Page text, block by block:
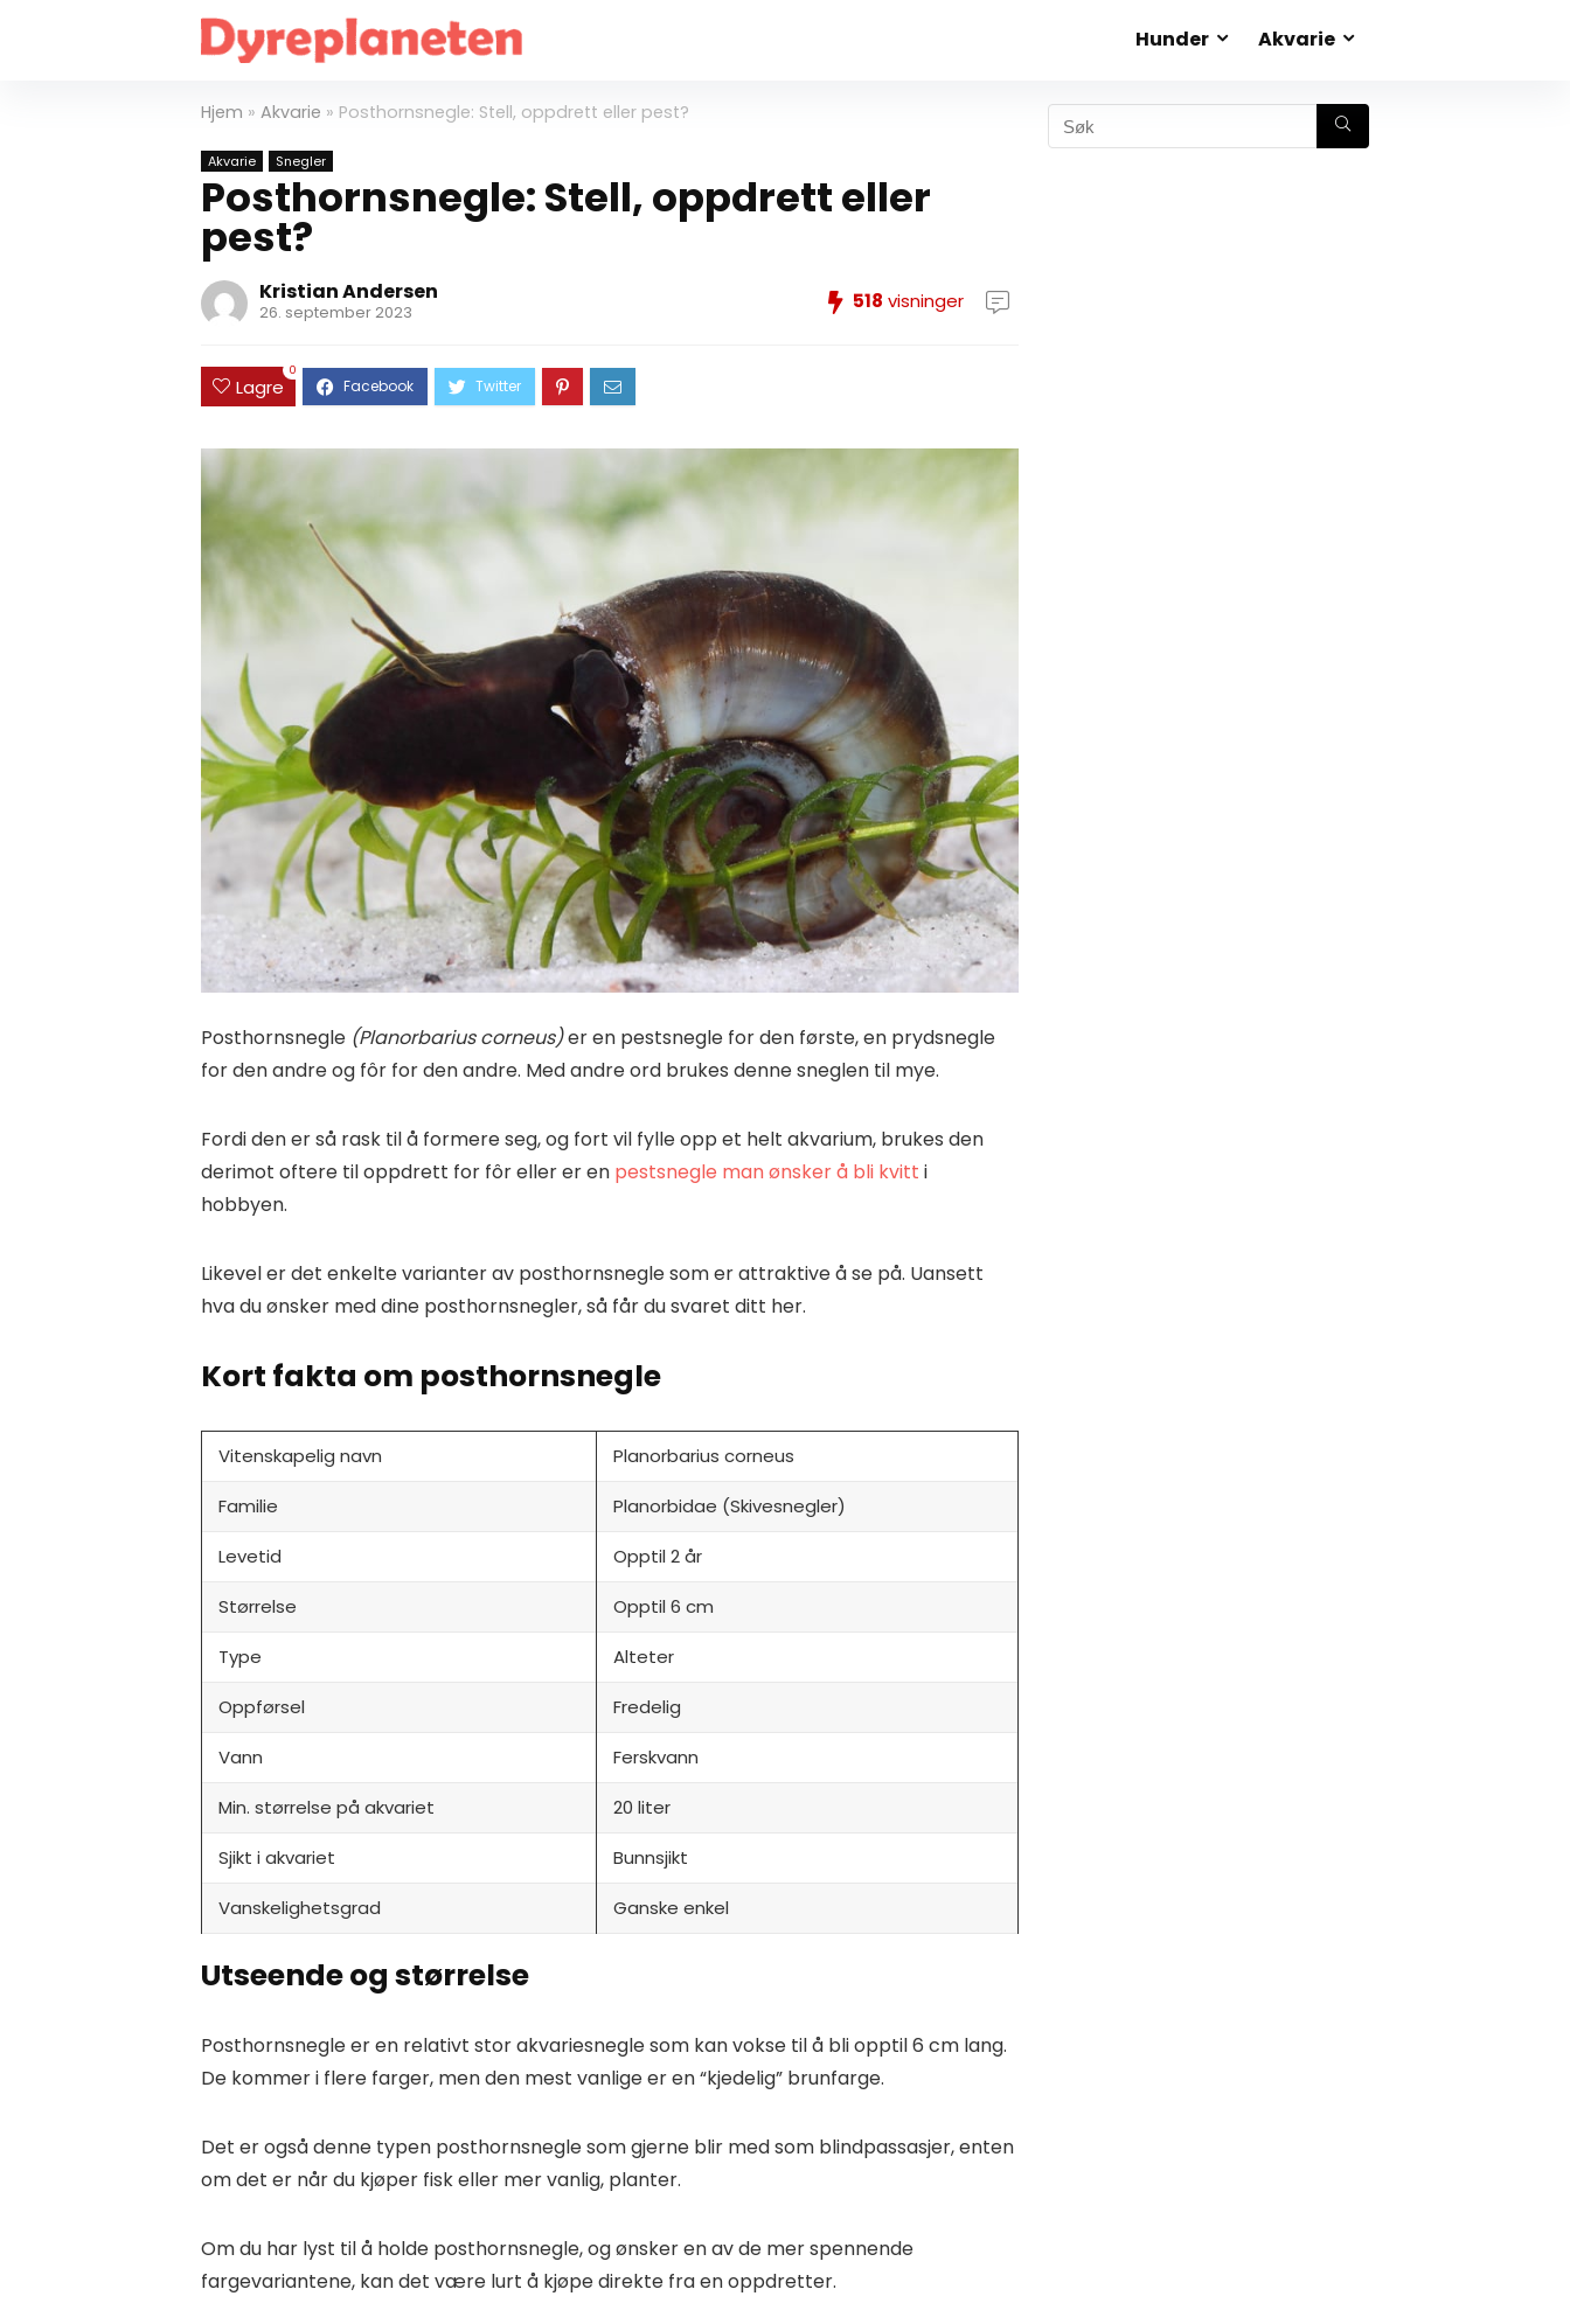
Hunder Akvarie
Hjem » Akvarie » Posthornsnegle: Stell, oppdrett eller pest?
Akvarie Snegler
Posthornsnegle: Stell, oppdrett eller
pest?
Kristian Andersen
26. september 2023 518 visninger
Lagre
0
Posthornsnegle (Planorbarius corneus)er en pestsnegle for den første, en prydsnegle
for den andre og fôr for den andre. Med andre ord brukes denne sneglen til mye.
Fordi den er så rask til å formere seg, og fort vil fylle opp et helt akvarium, brukes den
derimot oftere til oppdrett for fôr eller er en pestsnegle man ønsker å bli kvitt i
hobbyen.
Likevel er det enkelte varianter av posthornsnegle som er attraktive å se på. Uansett
hva du ønsker med dine posthornsnegler, så får du svaret ditt her.
Kort fakta om posthornsnegle
Vitenskapelig navn Planorbarius corneus
Familie Planorbidae (Skivesnegler)
Levetid Opptil 2 år
Størrelse Opptil 6 cm
Type Alteter
Oppførsel Fredelig
Vann Ferskvann
Min. størrelse på akvariet 20 liter
Sjikt i akvariet Bunnsjikt
Vanskelighetsgrad Ganske enkel
Utseende og størrelse
Posthornsnegle er en relativt stor akvariesnegle som kan vokse til å bli opptil 6 cm lang.
De kommer i flere farger, men den mest vanlige er en “kjedelig” brunfarge.
Det er også denne typen posthornsnegle som gjerne blir med som blindpassasjer, enten
om det er når du kjøper fisk eller mer vanlig, planter.
Om du har lyst til å holde posthornsnegle, og ønsker en av de mer spennende
fargevariantene, kan det være lurt å kjøpe direkte fra en oppdretter.